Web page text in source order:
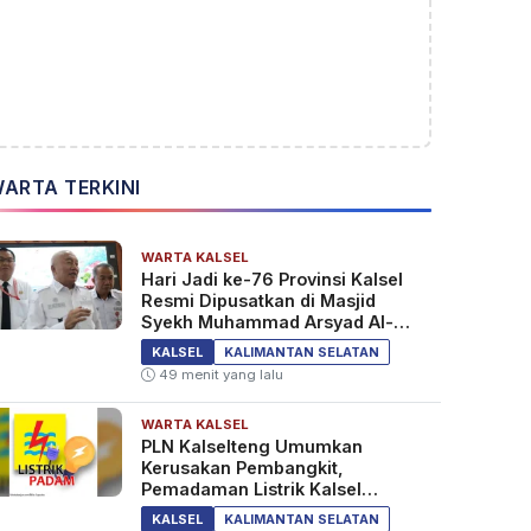
TERKINI
WARTA KALSEL
Hari Jadi ke-76 Provinsi Kalsel
Resmi Dipusatkan di Masjid
Syekh Muhammad Arsyad Al-
Banjari
KALSEL
KALIMANTAN SELATAN
49 menit yang lalu
WARTA KALSEL
PLN Kalselteng Umumkan
Kerusakan Pembangkit,
Pemadaman Listrik Kalsel
Diperpanjang?
KALSEL KALIMANTAN SELATAN